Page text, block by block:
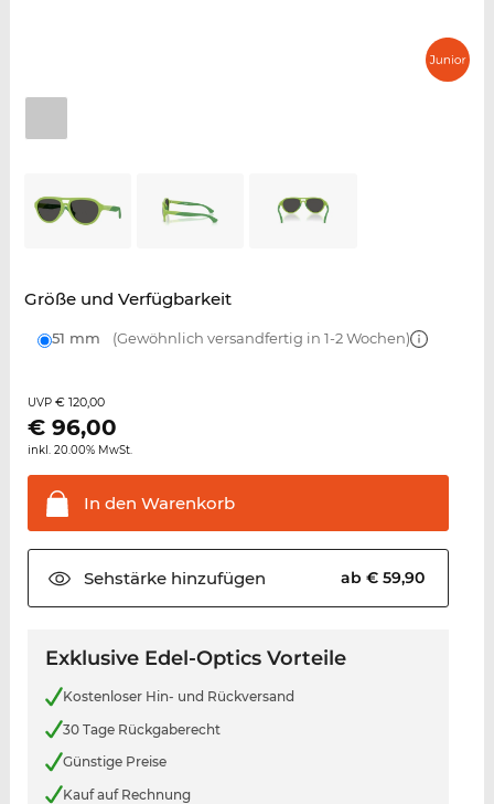
Größe und Verfügbarkeit
51 mm (Gewöhnlich versandfertig in 1-2 Wochen)
UVP € 120,00
€ 96,00
inkl. 20.00% MwSt.
In den Warenkorb
Sehstärkehinzufügen ab € 59,90
Exklusive Edel-Optics Vorteile
Kostenloser Hin- und Rückversand
30 Tage Rückgaberecht
Günstige Preise
Kauf auf Rechnung